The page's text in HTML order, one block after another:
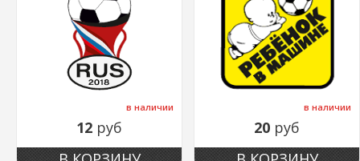
в наличии
12 руб
в наличии
20 руб